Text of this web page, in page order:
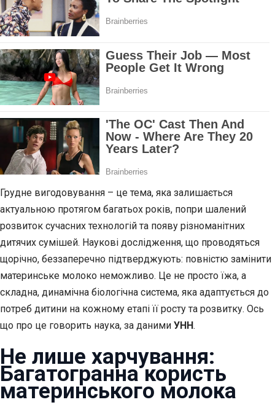
Грудне вигодовування – це тема, яка залишається
актуальною протягом багатьох років, попри шалений
розвиток сучасних технологій та появу різноманітних
дитячих сумішей. Наукові дослідження, що проводяться
щорічно, беззаперечно підтверджують: повністю замінити
материнське молоко неможливо. Це не просто їжа, а
складна, динамічна біологічна система, яка адаптується до
потреб дитини на кожному етапі її росту та розвитку. Ось
що про це говорить наука, за даними УНН.
Не лише харчування:
Багатогранна користь
материнського молока